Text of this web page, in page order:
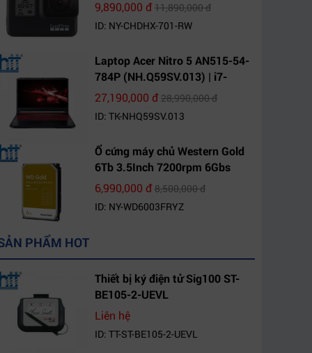
9,890,000 đ11,890,000 đ
ID: NY-CHDHX-701-RW
Laptop Acer Nitro 5 AN515-54-
784P (NH.Q59SV.013) | i7-
9750H | 8GB DDR4 | 1TB HDD |
FHD IPS | Win10
27,190,000 đ28,990,000 đ
ID: TK-NHQ59SV.013
Ổ cứng máy chủ Western Gold
6Tb 3.5Inch 7200rpm 6Gbs
256Mb SATA (WD6003FRYZ)
6,990,000 đ8,500,000 đ
ID: NY-WD6003FRYZ
PHẨM HOT
Thiết bị ký điện tử Sig100 ST-
BE105-2-UEVL
Liên hệ
ID: TT-ST-BE105-2-UEVL